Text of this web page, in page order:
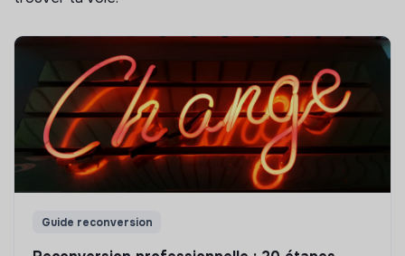
Guide reconversion